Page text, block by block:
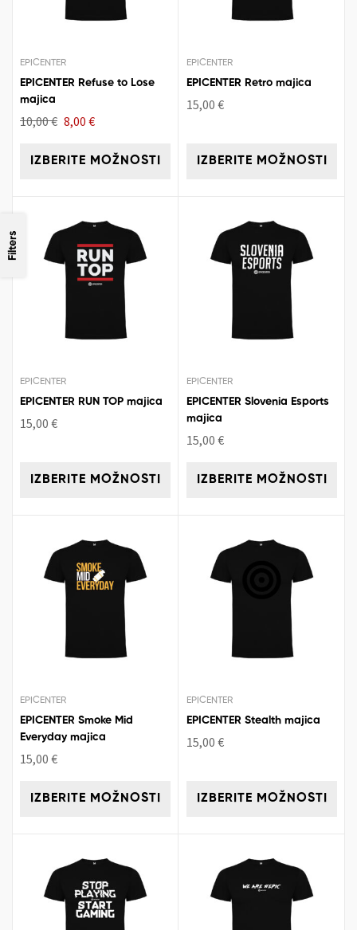
Filters
EPICENTER
EPICENTER Refuse to Lose
majica
10,00€ 8,00 €
IZBERITE MOŽNOSTI
EPICENTER
EPICENTER Retro majica
15,00 €
IZBERITE MOŽNOSTI
EPICENTER
EPICENTER RUN TOP majica
15,00 €
IZBERITE MOŽNOSTI
EPICENTER
EPICENTER Slovenia Esports
majica
15,00 €
IZBERITE MOŽNOSTI
EPICENTER
EPICENTER Smoke Mid
Everyday majica
15,00 €
IZBERITE MOŽNOSTI
EPICENTER
EPICENTER Stealth majica
15,00 €
IZBERITE MOŽNOSTI